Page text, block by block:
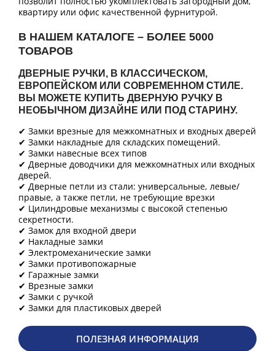
квартиру или офис качественной фурнитурой.
В НАШЕМ КАТАЛОГЕ – БОЛЕЕ 5000
ТОВАРОВ
ДВЕРНЫЕ РУЧКИ, В КЛАССИЧЕСКОМ,
ЕВРОПЕЙСКОМ ИЛИ СОВРЕМЕННОМ СТИЛЕ.
ВЫ МОЖЕТЕ КУПИТЬ ДВЕРНУЮ РУЧКУ В
НЕОБЫЧНОМ ДИЗАЙНЕ ИЛИ ПОД СТАРИНУ.
✔ Замки врезные для межкомнатных и входных дверей
✔ Замки накладные для складских помещений.
✔ Замки навесные всех типов
✔ Дверные доводчики для межкомнатных или входных
дверей.
✔ Дверные петли из стали: универсальные, левые/
правые, а также петли, не требующие врезки
✔ Цилиндровые механизмы с высокой степенью
секретности.
✔ Замок для входной двери
✔ Накладные замки
✔ Электромеханические замки
✔ Замки противопожарные
✔ Гаражные замки
✔ Врезные замки
✔ Замки с ручкой
✔ Замки для пластиковых дверей
ПОЛЕЗНАЯ ИНФОРМАЦИЯ